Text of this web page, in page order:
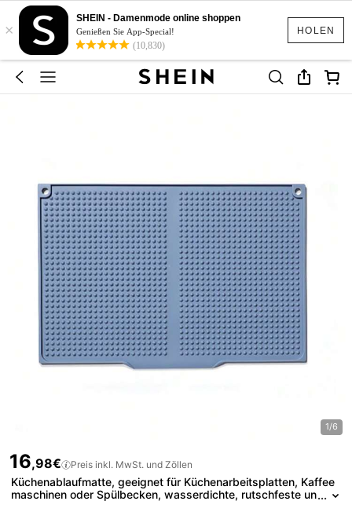
HOLEN
×
SHEIN - Damenmode online shoppen
Genießen Sie App-Special!
(10,830)
1/6
16,98€ Preis inkl. MwSt. und Zöllen
Küchenablaufmatte, geeignet für Küchenarbeitsplatten, Kaffee
maschinen oder Spülbecken, wasserdichte, rutschfeste un